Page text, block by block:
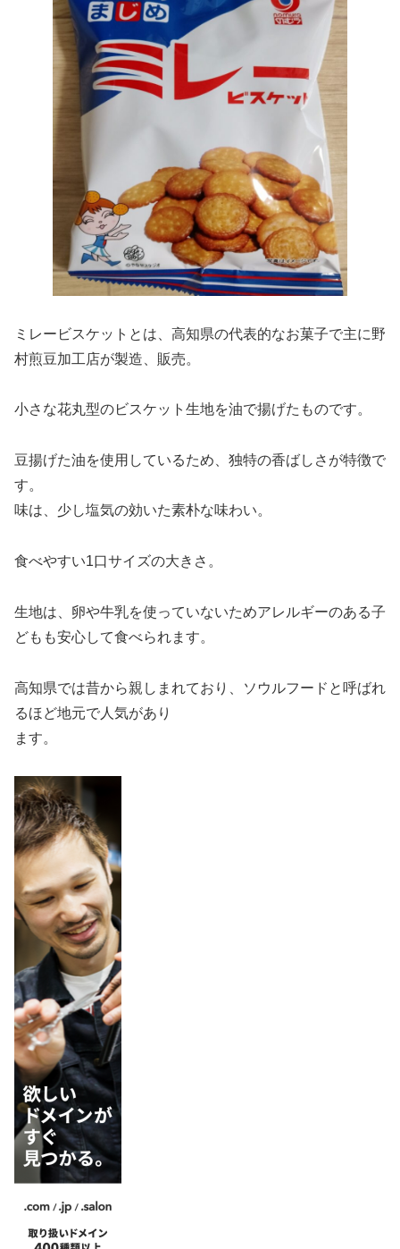
ミレービスケットとは、高知県の代表的なお菓子で主に野
村煎豆加工店が製造、販売。
小さな花丸型のビスケット生地を油で揚げたものです。
豆揚げた油を使用しているため、独特の香ばしさが特徴で
す。
味は、少し塩気の効いた素朴な味わい。
食べやすい1口サイズの大きさ。
生地は、卵や牛乳を使っていないためアレルギーのある子
どもも安心して食べられます。
高知県では昔から親しまれており、ソウルフードと呼ばれ
るほど地元で人気があり
ます。